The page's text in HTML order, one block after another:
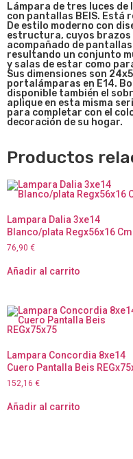
Lámpara de tres luces de
con pantallas BEIS. Está
De estilo moderno con
estructura, cuyos brazos
acompañado de
resultando un conjunto
y salas de estar como
Sus dimensiones son
portalámparas en E14.
disponible también el
aplique en esta misma
para completar con el
decoración de su hogar.
Productos
Lampara Dalia 3xe14
Blanco/plata Regx56x16 Cm
76,90 €
Añadir al carrito
Lampara Concordia 8xe14
Cuero Pantalla Beis
152,16 €
Añadir al carrito